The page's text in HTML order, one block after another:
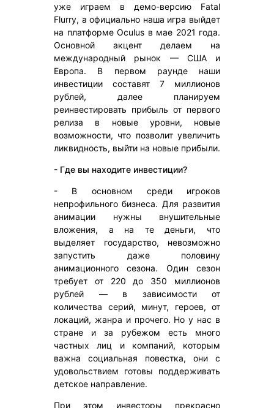
уже играем в демо-версию Fatal
Flurry, а официально наша игра выйдет
на платформе Oculus в мае 2021 года.
Основной акцент делаем на
международный рынок — США и
Европа. В первом раунде наши
инвестиции составят 7 миллионов
рублей, далее планируем
реинвестировать прибыль от первого
релиза в новые уровни, новые
возможности, что позволит увеличить
ликвидность, выйти на новые прибыли.
- Где вы находите инвестиции?
- В основном среди игроков
непрофильного бизнеса. Для развития
анимации нужны внушительные
вложения, а на те деньги, что
выделяет государство, невозможно
запустить даже половину
анимационного сезона. Один сезон
требует от 220 до 350 миллионов
рублей — в зависимости от
количества серий, минут, героев, от
локаций, жанра и прочего. Но у нас в
стране и за рубежом есть много
частных лиц и компаний, которым
важна социальная повестка, они с
удовольствием готовы поддерживать
детское направление.
При этом инвесторы прекрасно